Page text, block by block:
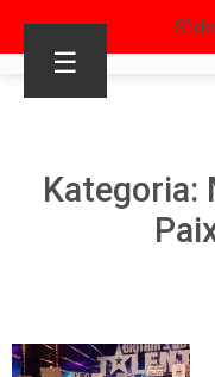
☰
Kategoria: